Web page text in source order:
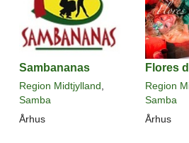
Sambananas
Region Midtjylland,
Samba
Århus
Flores
Region
Samba
Århus